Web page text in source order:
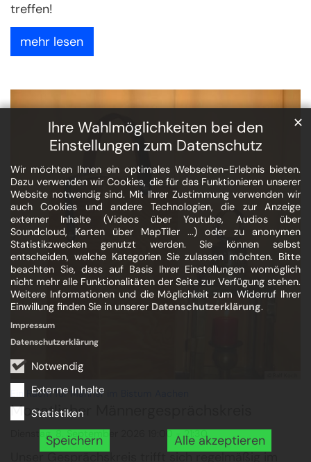
Ihre Wahlmöglichkeiten bei den
Einstellungen zum Datenschutz
Wir möchten Ihnen ein optimales Webseiten-Erlebnis bieten.
Dazu verwenden wir Cookies, die für das Funktionieren unserer
Website notwendig sind. Mit Ihrer Zustimmung verwenden wir
auch Cookies und andere Technologien, die zur Anzeige
externer Inhalte (Videos über Youtube, Audios über
Soundcloud, Karten über MapTiler ...) oder zu anonymen
Statistikzwecken genutzt werden. Sie können selbst
entscheiden, welche Kategorien Sie zulassen möchten. Bitte
beachten Sie, dass auf Basis Ihrer Einstellungen womöglich
nicht mehr alle Funktionalitäten der Seite zur Verfügung stehen.
Weitere Informationen und die Möglichkeit zum Widerruf Ihrer
Einwillung finden Sie in unserer Datenschutzerklärung.
Notwendig
Externe Inhalte
Statistiken
Speichern Alle akzeptieren
✕
Impressum
Datenschutzerklärung
treffen!
mehr lesen
Ein Raum für Männer im Bistum Aachen
Monatlicher Männergesprächskreis
Dienstag, 8. September 2026 19:00 - 21:30
Unser Gesprächskreis trifft sich regelmäßig im